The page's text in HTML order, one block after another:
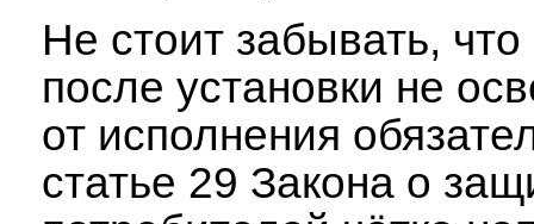
Не стоит забывать,
после установки не
от исполнения
статье 29 Закона о